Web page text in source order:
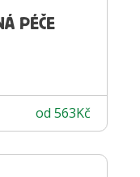
PÉČE
od 563Kč